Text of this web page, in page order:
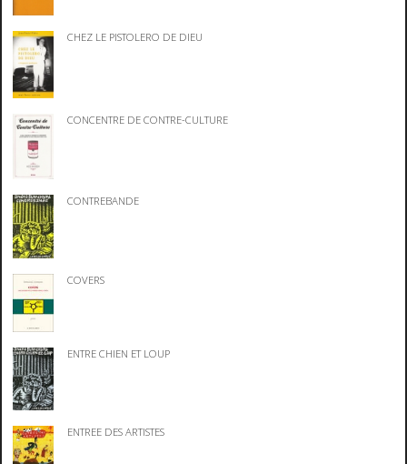
CHEZ LE PISTOLERO DE DIEU
CONCENTRE DE CONTRE-CULTURE
CONTREBANDE
COVERS
ENTRE CHIEN ET LOUP
ENTREE DES ARTISTES